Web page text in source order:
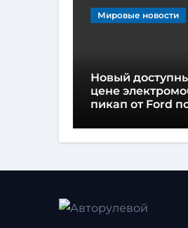
Мировые новости
Новый
цене
пикап от Ford